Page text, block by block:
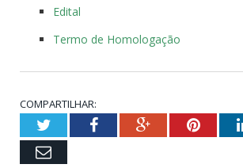
Edital
Termo de Homologação
COMPARTILHAR:
TwitterFacebookGoogle+
Email